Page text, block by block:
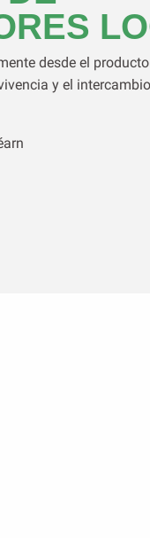
desde el
y el